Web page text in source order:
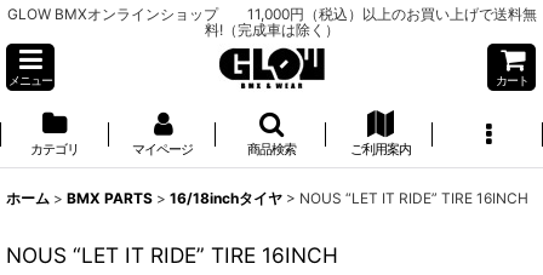
GLOW BMXオンラインショップ 11,000円（税込）以上のお買い上げで送料無
料!（完成車は除く）
メニュー カート
カテゴリ マイページ 商品検索 ご利用案内
ホーム > BMX PARTS > 16/18inchタイヤ > NOUS “LET IT RIDE” TIRE 16INCH
NOUS “LET IT RIDE” TIRE 16INCH